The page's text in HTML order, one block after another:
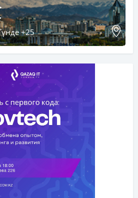
+25